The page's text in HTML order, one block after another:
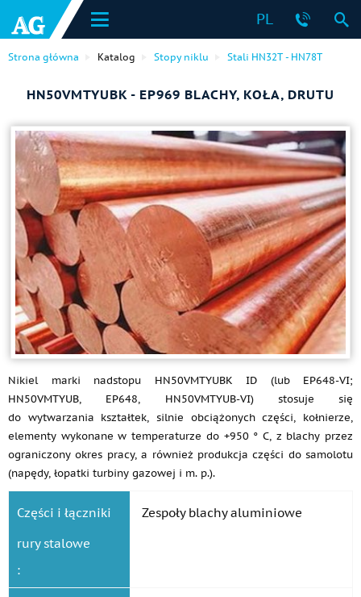
PL
Strona główna Katalog Stopy niklu Stali HN32T - HN78T
HN50VMTYUBK - EP969 BLACHY, KOŁA, DRUTU
Nikiel marki nadstopu HN50VMTYUBK ID (lub EP648-VI;
HN50VMTYUB, EP648, HN50VMTYUB-VI) stosuje się
do wytwarzania kształtek, silnie obciążonych części, kołnierze,
elementy wykonane w temperaturze do +950 ° C, z blachy przez
ograniczony okres pracy, a również produkcja części do samolotu
(napędy, łopatki turbiny gazowej i m. p.).
Części i łączniki
rury stalowe
:
Zespoły blachy aluminiowe